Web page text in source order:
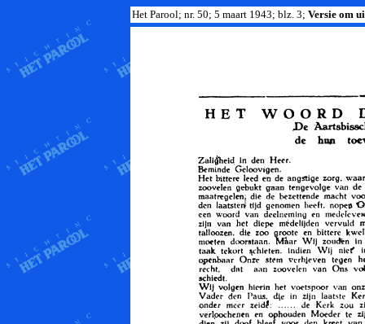
Het Parool; nr. 50; 5 maart 1943; blz. 3; Versie om